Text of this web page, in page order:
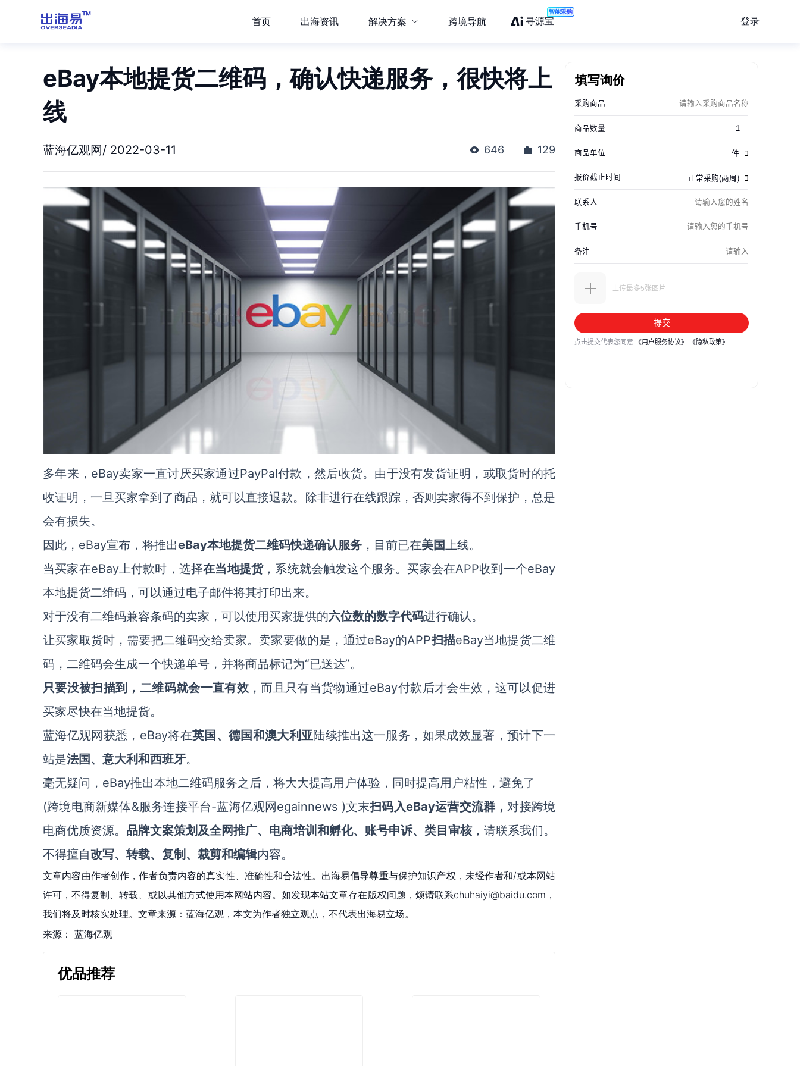
首页 出海资讯 解决方案 跨境导航 寻源宝
智能采购
登录
eBay本地提货二维码，确认快递服务，很快将上
线
蓝海亿观网/ 2022-03-11 646 129
多年来，eBay卖家一直讨厌买家通过PayPal付款，然后收货。由于没有发货证明，或取货时的托
收证明，一旦买家拿到了商品，就可以直接退款。除非进行在线跟踪，否则卖家得不到保护，总是
会有损失。
因此，eBay宣布，将推出eBay本地提货二维码快递确认服务 ，目前已在美国上线。
当买家在eBay上付款时，选择在当地提货，系统就会触发这个服务。买家会在APP收到一个eBay
本地提货二维码，可以通过电子邮件将其打印出来。
对于没有二维码兼容条码的卖家，可以使用买家提供的六位数的数字代码进行确认。
让买家取货时，需要把二维码交给卖家。卖家要做的是，通过eBay的APP扫描eBay当地提货二维
码，二维码会生成一个快递单号，并将商品标记为“已送达”。
只要没被扫描到，二维码就会一直有效，而且只有当货物通过eBay付款后才会生效，这可以促进
买家尽快在当地提货。
蓝海亿观网获悉，eBay将在英国、德国和澳大利亚陆续推出这一服务，如果成效显著，预计下一
站是法国、意大利和西班牙。
毫无疑问，eBay推出本地二维码服务之后，将大大提高用户体验，同时提高用户粘性，避免了
(跨境电商新媒体&服务连接平台-蓝海亿观网egainnews )文末扫码入eBay运营交流群，对接跨境
电商优质资源。 品牌文案策划及全网推广、电商培训和孵化、账号申诉、类目审核，请联系我们。
不得擅自改写、转载、复制、裁剪和编辑内容。
文章内容由作者创作，作者负责内容的真实性、准确性和合法性。出海易倡导尊重与保护知识产权，未经作者和/或本网站
许可，不得复制、转载、或以其他方式使用本网站内容。如发现本站文章存在版权问题，烦请联系chuhaiyi@baidu.com，
我们将及时核实处理。文章来源：蓝海亿观，本文为作者独立观点，不代表出海易立场。
来源： 蓝海亿观
优品推荐